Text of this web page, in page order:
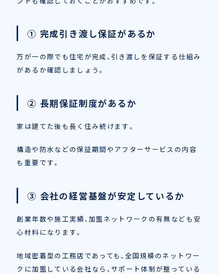
① 完成引き渡し保証があるか
万が一の際でも住宅が完成、引き渡しを保証する仕組み
があるか確認しましょう。
② 長期保証制度があるか
家は建てた後も長く住み続けます。
構造や防水などの保証期間やアフターサービスの内容
も重要です。
③ 会社の経営基盤が安定しているか
創業年数や施工実績、加盟ネットワークの有無なども安
心材料になります。
地域密着型の工務店であっても、全国規模のネットワー
クに加盟している会社なら、サポート体制が整っている